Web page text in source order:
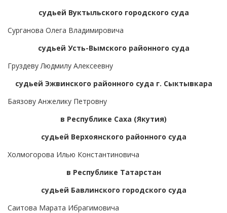
судьей Вуктыльского городского суда
Сурганова Олега Владимировича
судьей Усть-Вымского районного суда
Груздеву Людмилу Алексеевну
судьей Эжвинского районного суда г. Сыктывкара
Баязову Анжелику Петровну
в Республике Саха (Якутия)
судьей Верхоянского районного суда
Холмогорова Илью Константиновича
в Республике Татарстан
судьей Бавлинского городского суда
Саитова Марата Ибрагимовича